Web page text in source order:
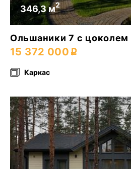
346,3 м2
Ольшаники 7 с цоколем
15 372 000
Каркас